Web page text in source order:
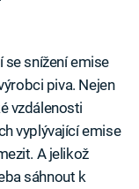
se snížení emise
piva. Nejen
vzdálenosti
vyplývající emise
A jelikož
sáhnout k